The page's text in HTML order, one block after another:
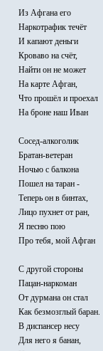
Из Афгана его
Наркотрафик течёт
И капают деньги
Кроваво на счёт,
Найти он не может
На карте Афган,
Что прошёл и проехал
На броне наш Иван
Сосед-алкоголик
Братан-ветеран
Ночью с балкона
Пошел на таран -
Теперь он в бинтах,
Лицо пухнет от ран,
Я песню пою
Про тебя, мой Афган
С другой стороны
Пацан-наркоман
От дурмана он стал
Как безмозглый баран.
В диспансер несу
Для него я банан,